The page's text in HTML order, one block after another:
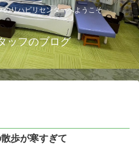
のリハビリセンターへようこそ
ッフのブログ
歩が寒すぎて